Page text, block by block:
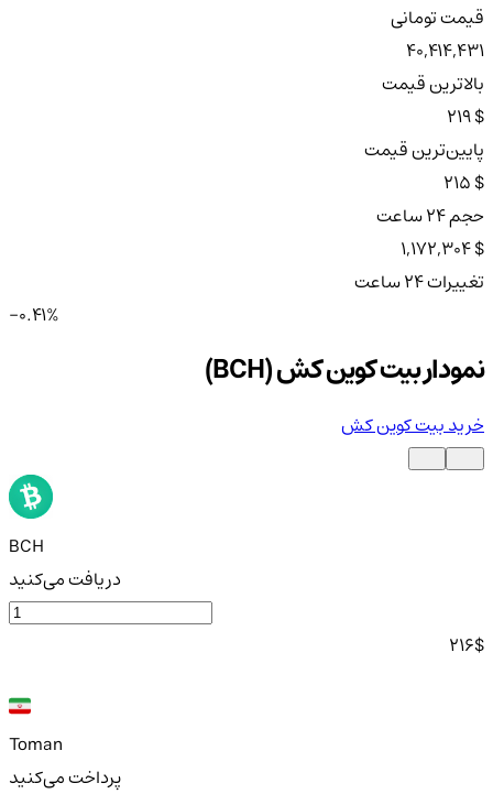
قیمت تومانی
40,414,431
بالاترین قیمت
$ 219
پایین‌ترین قیمت
$ 215
حجم ۲۴ ساعت
$ 1,172,304
تغییرات ۲۴ ساعت
-0.41%
نمودار بیت کوین کش (BCH)
خرید بیت کوین کش
BCH
دریافت می‌کنید
216$
Toman
پرداخت می‌کنید